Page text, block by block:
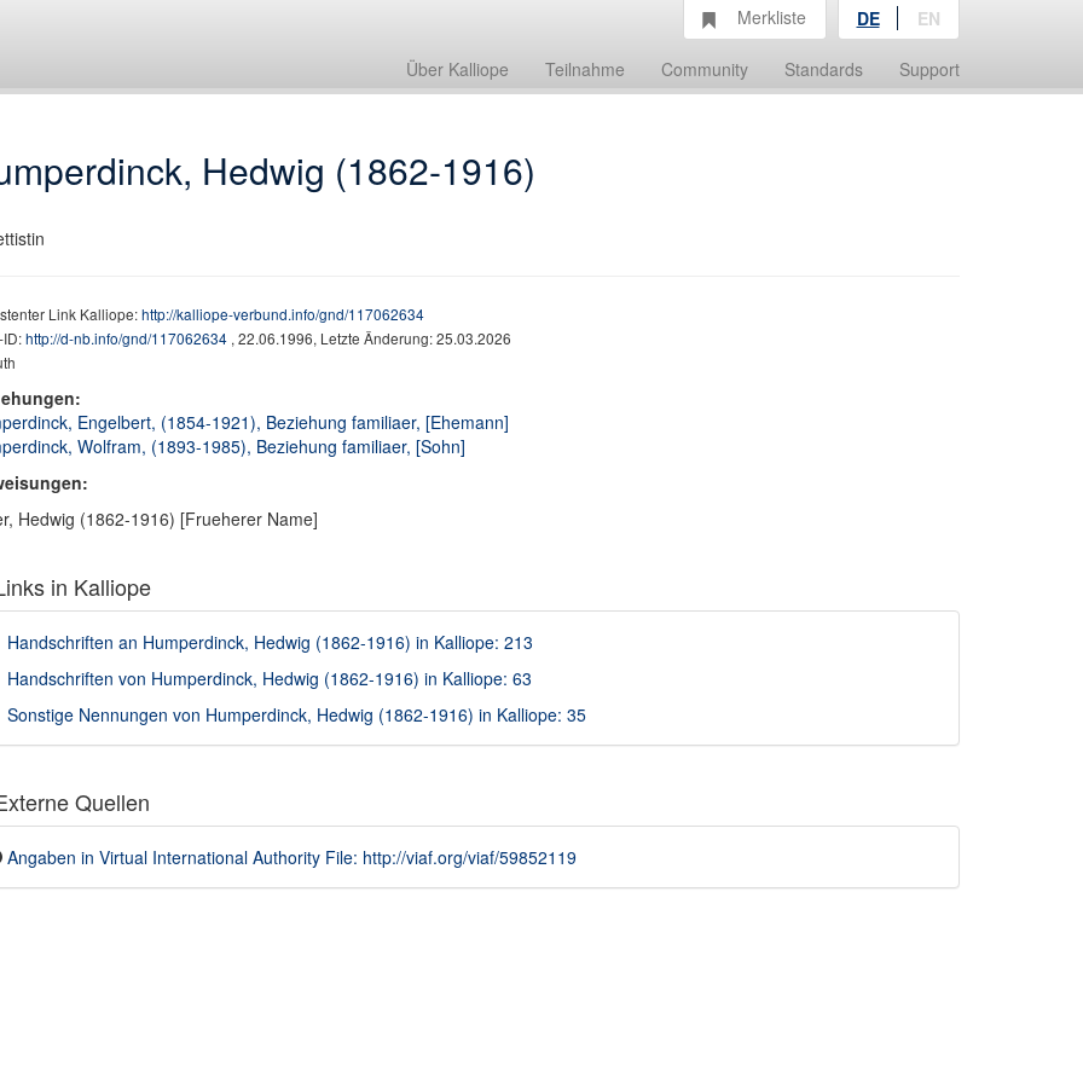
Über Kalliope Teilnahme Community Standards Support
Merkliste DE EN
Hedwig (1862-1916)
Link Kalliope:http://kalliope-verbund.info/gnd/117062634
http://d-nb.info/gnd/117062634 , 22.06.1996, Letzte Änderung: 25.03.2026
Engelbert, (1854-1921), Beziehung familiaer, [Ehemann]
Wolfram, (1893-1985), Beziehung familiaer, [Sohn]
Hedwig (1862-1916) [Frueherer Name]
in Kalliope
Handschriften an Humperdinck, Hedwig (1862-1916) in Kalliope: 213
Handschriften von Humperdinck, Hedwig (1862-1916) in Kalliope: 63
Sonstige Nennungen von Humperdinck, Hedwig (1862-1916) in Kalliope: 35
Quellen
Angaben in Virtual International Authority File: http://viaf.org/viaf/59852119